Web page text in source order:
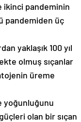
ikinci pandeminin
pandemiden üç
yaklaşık 100 yıl
olmuş sıçanlar
üreme
yoğunluğunu
olan bir sıçan